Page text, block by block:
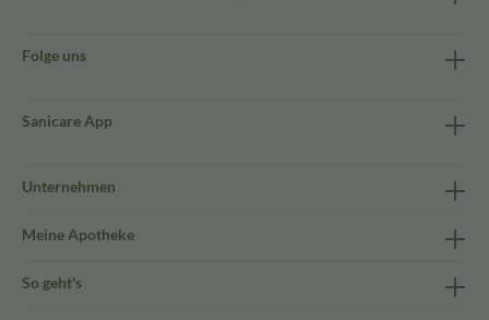
Folge uns
Sanicare App
Unternehmen
Meine Apotheke
So geht's